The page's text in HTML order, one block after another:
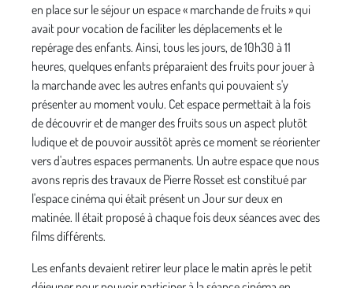
en place sur le séjour un espace « marchande de fruits » qui
avait pour vocation de faciliter les déplacements et le
repérage des enfants. Ainsi, tous les jours, de 10h30 à 11
heures, quelques enfants préparaient des fruits pour jouer à
la marchande avec les autres enfants qui pouvaient s'y
présenter au moment voulu. Cet espace permettait à la fois
de découvrir et de manger des fruits sous un aspect plutôt
ludique et de pouvoir aussitôt après ce moment se réorienter
vers d'autres espaces permanents. Un autre espace que nous
avons repris des travaux de Pierre Rosset est constitué par
l'espace cinéma qui était présent un Jour sur deux en
matinée. Il était proposé à chaque fois deux séances avec des
films différents.
Les enfants devaient retirer leur place le matin après le petit